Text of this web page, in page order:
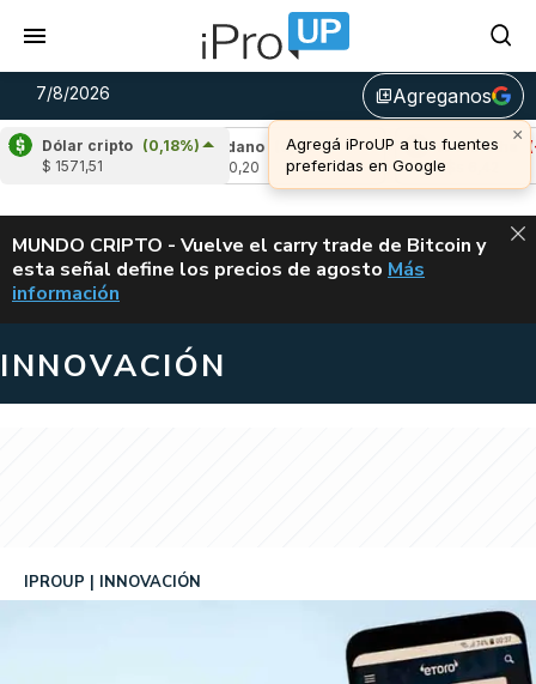
7/8/2026 library_addAgreganos
Dólar cripto (0,18%)
$ 1571,51
Cardano
(6,95%)
Avalanche (-4,38%)
u$s 6,42
ALERTA
MUNDO CRIPTO - Vuelve el carry trade de Bitcoin y
esta señal define los precios de agosto VUELVE EL
Más
información
INNOVACIÓN
IPROUP INNOVACIÓN